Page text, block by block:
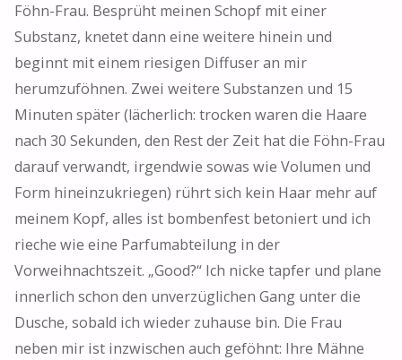
Föhn-Frau. Besprüht meinen Schopf mit einer
Substanz, knetet dann eine weitere hinein und
beginnt mit einem riesigen Diffuser an mir
herumzuföhnen. Zwei weitere Substanzen und 15
Minuten später (lächerlich: trocken waren die Haare
nach 30 Sekunden, den Rest der Zeit hat die Föhn-Frau
darauf verwandt, irgendwie sowas wie Volumen und
Form hineinzukriegen) rührt sich kein Haar mehr auf
meinem Kopf, alles ist bombenfest betoniert und ich
rieche wie eine Parfumabteilung in der
Vorweihnachtszeit. „Good?“ Ich nicke tapfer und plane
innerlich schon den unverzüglichen Gang unter die
Dusche, sobald ich wieder zuhause bin. Die Frau
neben mir ist inzwischen auch geföhnt: Ihre Mähne